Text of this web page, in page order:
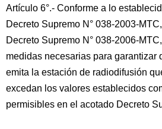
Artículo 6°.- Conforme a lo
Decreto Supremo N° 038-2003-
Decreto Supremo N° 038-2006-
medidas necesarias para garantizar
emita la estación de radiodifusión
excedan los valores establecidos
permisibles en el acotado Decreto